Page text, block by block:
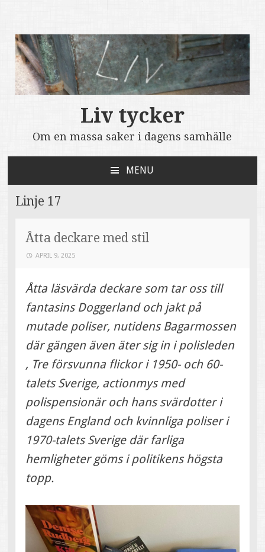
Liv tycker
Om en massa saker i dagens samhälle
MENU
CONTENT
Linje 17
Åtta deckare med stil
APRIL 9, 2025
Åtta läsvärda deckare som tar oss till
fantasins Doggerland och jakt på
mutade poliser, nutidens Bagarmossen
där gängen även äter sig in i polisleden
, Tre försvunna flickor i 1950- och 60-
talets Sverige, actionmys med
polispensionär och hans svärdotter i
dagens England och kvinnliga poliser i
1970-talets Sverige där farliga
hemligheter göms i politikens högsta
topp.